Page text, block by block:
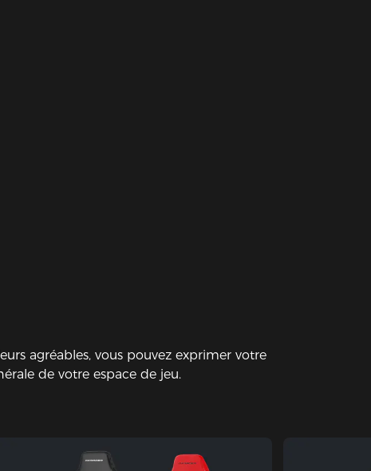
agréables, vous pouvez exprimer votre
de votre espace de jeu.